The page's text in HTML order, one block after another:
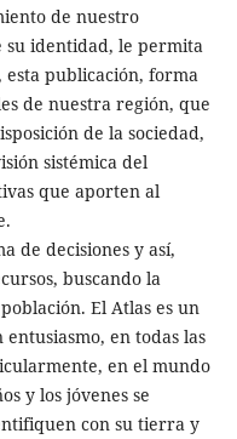
de nuestro
identidad, le permita
publicación, forma
de nuestra región, que
de la sociedad,
sistémica del
que aporten al
de decisiones y así,
buscando la
El Atlas es un
en todas las
en el mundo
y los jóvenes se
con su tierra y